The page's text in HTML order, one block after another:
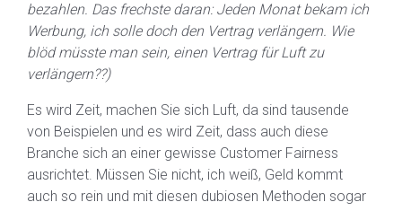
bezahlen. Das frechste daran: Jeden Monat bekam ich
Werbung, ich solle doch den Vertrag verlängern. Wie
blöd müsste man sein, einen Vertrag für Luft zu
verlängern??)
Es wird Zeit, machen Sie sich Luft, da sind tausende
von Beispielen und es wird Zeit, dass auch diese
Branche sich an einer gewisse Customer Fairness
ausrichtet. Müssen Sie nicht, ich weiß, Geld kommt
auch so rein und mit diesen dubiosen Methoden sogar